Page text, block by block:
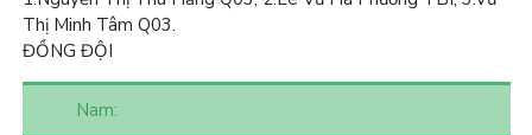
Thị Minh Tâm Q03.
ĐỒNG ĐỘI
Nam: